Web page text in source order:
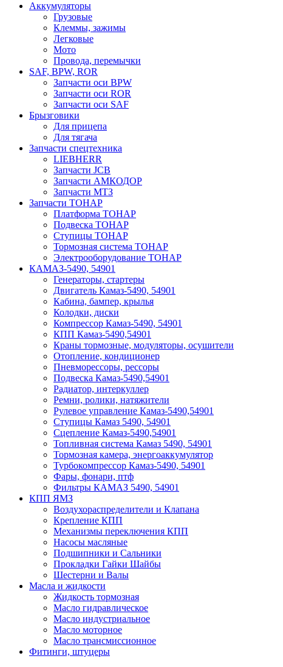
Аккумуляторы
Грузовые
Клеммы, зажимы
Легковые
Мото
Провода, перемычки
SAF, BPW, ROR
Запчасти оси BPW
Запчасти оси ROR
Запчасти оси SAF
Брызговики
Для прицепа
Для тягача
Запчасти спецтехника
LIEBHERR
Запчасти JCB
Запчасти АМКОДОР
Запчасти МТЗ
Запчасти ТОНАР
Платформа ТОНАР
Подвеска ТОНАР
Ступицы ТОНАР
Тормозная система ТОНАР
Электрооборудование ТОНАР
КАМАЗ-5490, 54901
Генераторы, стартеры
Двигатель Камаз-5490, 54901
Кабина, бампер, крылья
Колодки, диски
Компрессор Камаз-5490, 54901
КПП Камаз-5490,54901
Краны тормозные, модуляторы, осушители
Отопление, кондиционер
Пневморессоры, рессоры
Подвеска Камаз-5490,54901
Радиатор, интеркуллер
Ремни, ролики, натяжители
Рулевое управление Камаз-5490,54901
Ступицы Камаз 5490, 54901
Сцепление Камаз-5490,54901
Топливная система Камаз 5490, 54901
Тормозная камера, энергоаккумулятор
Турбокомпрессор Камаз-5490, 54901
Фары, фонари, птф
Фильтры КАМАЗ 5490, 54901
КПП ЯМЗ
Воздухораспределители и Клапана
Крепление КПП
Механизмы переключения КПП
Насосы масляные
Подшипники и Сальники
Прокладки Гайки Шайбы
Шестерни и Валы
Масла и жидкости
Жидкость тормозная
Масло гидравлическое
Масло индустриальное
Масло моторное
Масло трансмиссионное
Фитинги, штуцеры